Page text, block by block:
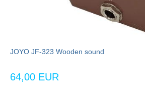
JOYO JF-323 Wooden sound
64,00 EUR